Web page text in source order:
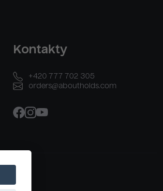
Kontakty
+420 777 702 305
orders@aboutholds.com